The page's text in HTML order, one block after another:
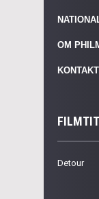
OM
KONTAKT
Detour